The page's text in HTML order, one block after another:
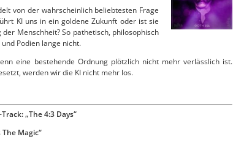
von der wahrscheinlich beliebtesten Frage
KI uns in ein goldene Zukunft oder ist sie
Menschheit? So pathetisch, philosophisch
Podien lange nicht.
eine bestehende Ordnung plötzlich nicht mehr verlässlich ist.
werden wir die KI nicht mehr los.
„The 4:3 Days“
Magic“